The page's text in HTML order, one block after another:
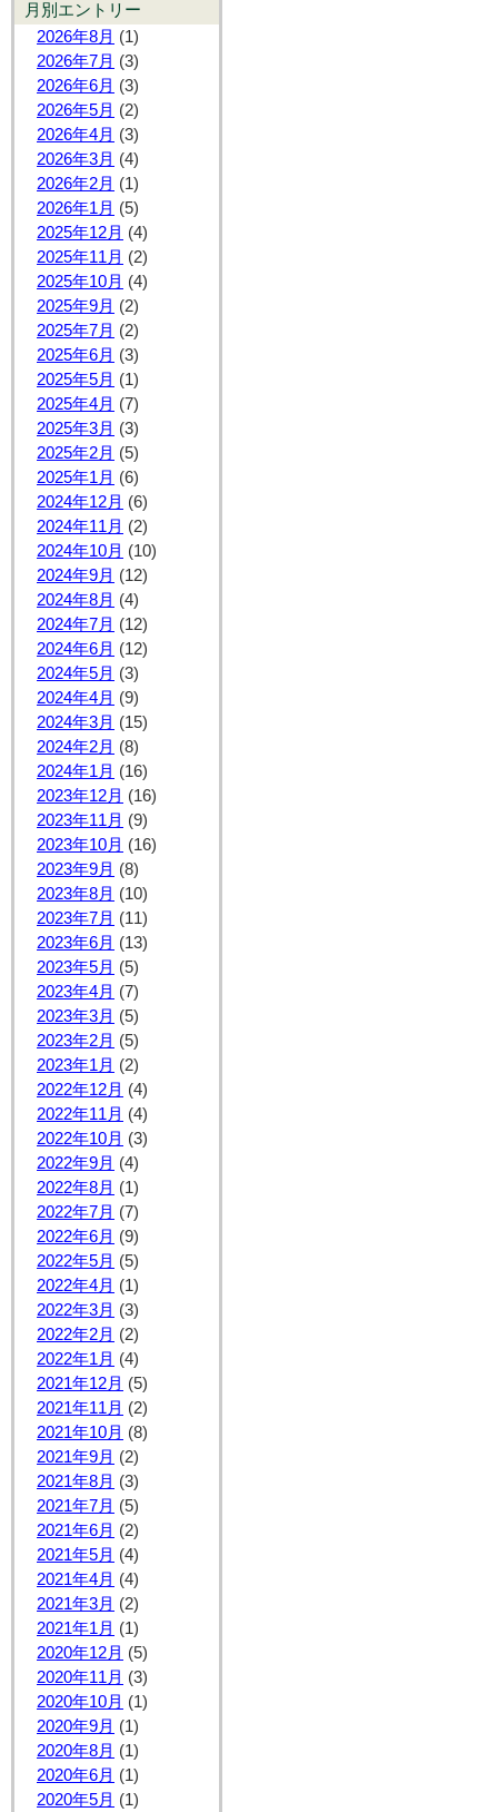
月別エントリー
2026年8月 (1)
2026年7月 (3)
2026年6月 (3)
2026年5月 (2)
2026年4月 (3)
2026年3月 (4)
2026年2月 (1)
2026年1月 (5)
2025年12月 (4)
2025年11月 (2)
2025年10月 (4)
2025年9月 (2)
2025年7月 (2)
2025年6月 (3)
2025年5月 (1)
2025年4月 (7)
2025年3月 (3)
2025年2月 (5)
2025年1月 (6)
2024年12月 (6)
2024年11月 (2)
2024年10月 (10)
2024年9月 (12)
2024年8月 (4)
2024年7月 (12)
2024年6月 (12)
2024年5月 (3)
2024年4月 (9)
2024年3月 (15)
2024年2月 (8)
2024年1月 (16)
2023年12月 (16)
2023年11月 (9)
2023年10月 (16)
2023年9月 (8)
2023年8月 (10)
2023年7月 (11)
2023年6月 (13)
2023年5月 (5)
2023年4月 (7)
2023年3月 (5)
2023年2月 (5)
2023年1月 (2)
2022年12月 (4)
2022年11月 (4)
2022年10月 (3)
2022年9月 (4)
2022年8月 (1)
2022年7月 (7)
2022年6月 (9)
2022年5月 (5)
2022年4月 (1)
2022年3月 (3)
2022年2月 (2)
2022年1月 (4)
2021年12月 (5)
2021年11月 (2)
2021年10月 (8)
2021年9月 (2)
2021年8月 (3)
2021年7月 (5)
2021年6月 (2)
2021年5月 (4)
2021年4月 (4)
2021年3月 (2)
2021年1月 (1)
2020年12月 (5)
2020年11月 (3)
2020年10月 (1)
2020年9月 (1)
2020年8月 (1)
2020年6月 (1)
2020年5月 (1)